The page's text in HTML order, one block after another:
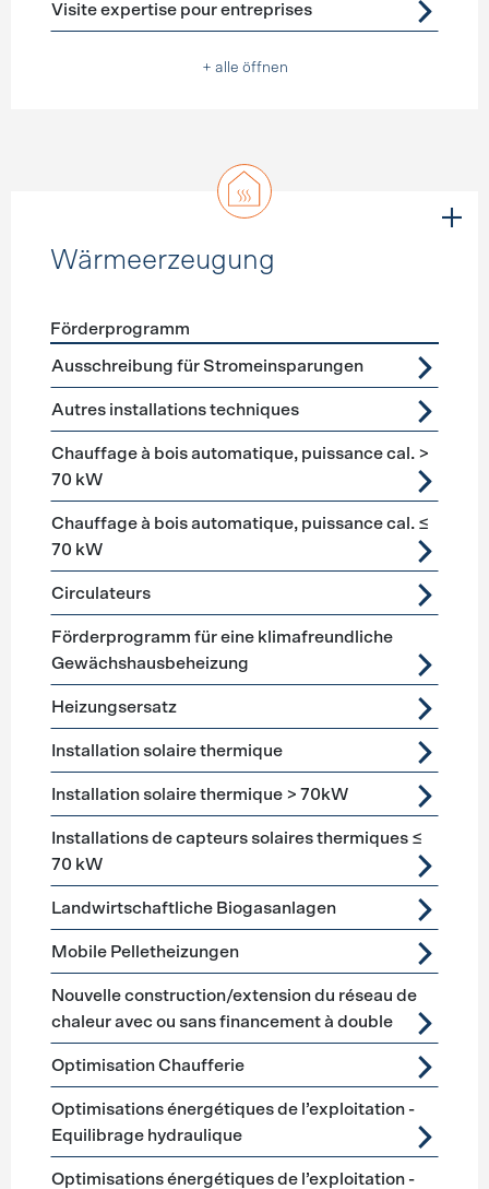
Visite expertise pour entreprises
+ alle öffnen
Wärmeerzeugung
Förderprogramme Wärmeerzeugung
Förderprogramm
Ausschreibung für Stromeinsparungen
Autres installations techniques
Chauffage à bois automatique, puissance cal. >
70 kW
Chauffage à bois automatique, puissance cal. ≤
70 kW
Circulateurs
Förderprogramm für eine klimafreundliche
Gewächshausbeheizung
Heizungsersatz
Installation solaire thermique
Installation solaire thermique > 70kW
Installations de capteurs solaires thermiques ≤
70 kW
Landwirtschaftliche Biogasanlagen
Mobile Pelletheizungen
Nouvelle construction/extension du réseau de
chaleur avec ou sans financement à double
Optimisation Chaufferie
Optimisations énergétiques de l’exploitation -
Equilibrage hydraulique
Optimisations énergétiques de l’exploitation -